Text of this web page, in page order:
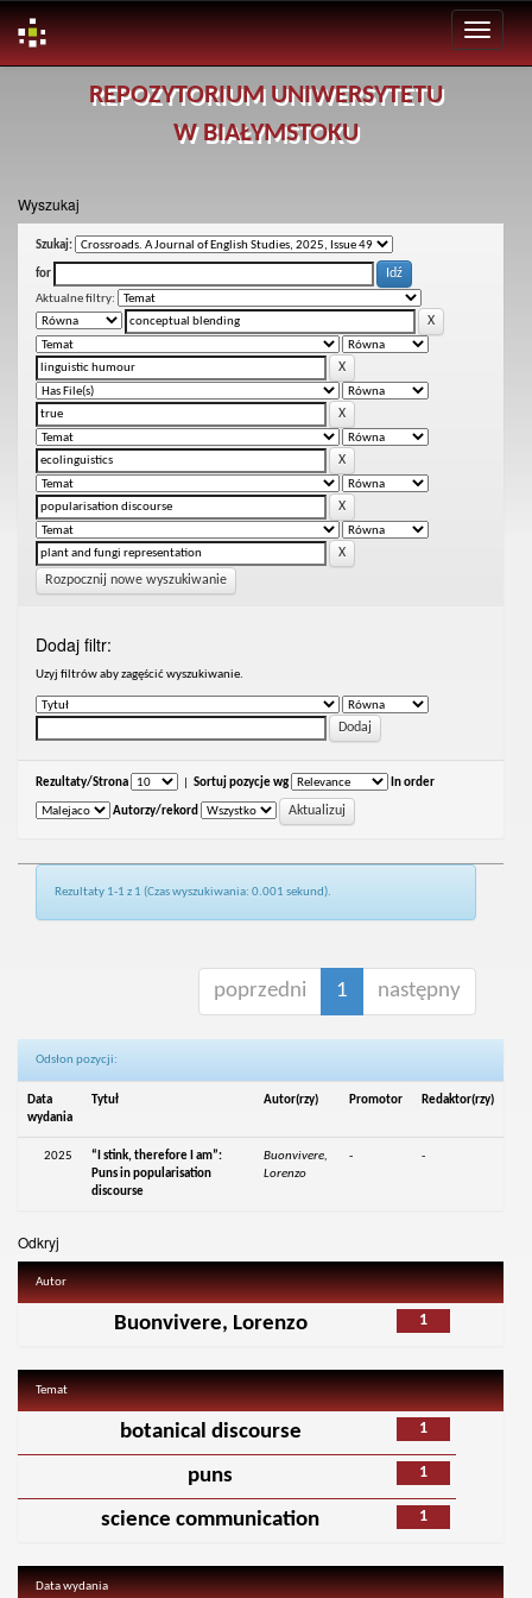
REPOZYTORIUM UNIWERSYTETU
W BIAŁYMSTOKU
Wyszukaj
Szukaj:
for
Aktualne filtry:
Rozpocznij nowe wyszukiwanie
Dodaj filtr:
Uzyj filtrów aby zagęścić wyszukiwanie.
Rezultaty/Strona Sortuj pozycje wg In order
Autorzy/rekord
Rezultaty 1-1 z 1 (Czas wyszukiwania: 0.001 sekund).
poprzedni 1 następny
Odsłon pozycji:
Data
wydania
Tytuł Autor(rzy) Promotor Redaktor(rzy)
2025
“I stink, therefore I am”:
Puns in popularisation
discourse
Buonvivere,
Lorenzo
- -
Odkryj
Autor
1
Buonvivere, Lorenzo
Temat
1
botanical discourse
1
puns
1
science communication
Data wydania